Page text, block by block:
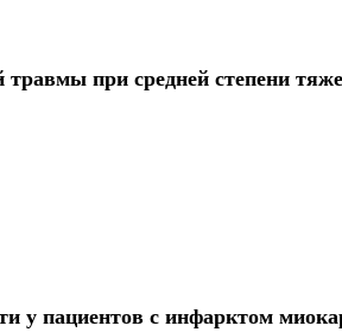
при средней степени
у пациентов с инфарктом